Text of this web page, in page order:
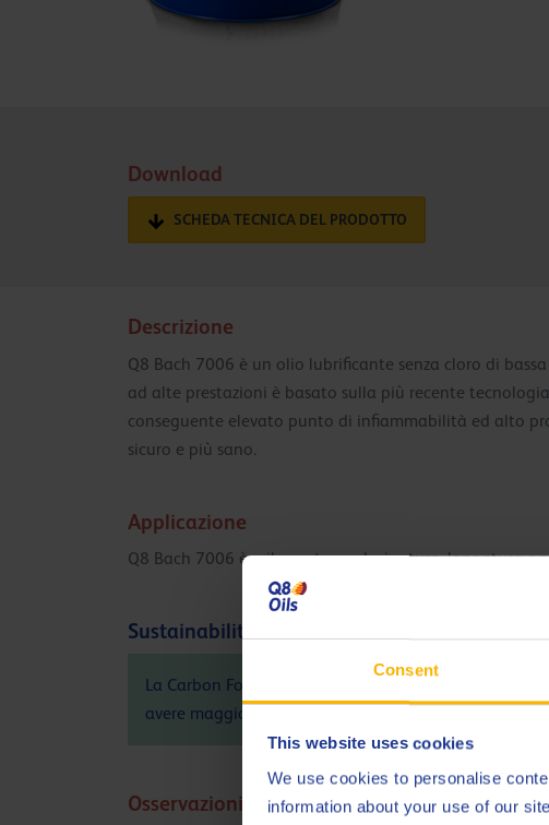
Consent
This website uses cookies
We use cookies to personalise
information about your use of our
Download
SCHEDA TECNICA DEL PRODOTTO
Descrizione
Q8 Bach 7006 è un olio lubrificante senza cloro di
ad alte prestazioni è basato sulla più recente
conseguente elevato punto di infiammabilità ed alto
sicuro e più sano.
Applicazione
Q8 Bach 7006 è sviluppato per levigatura, lappatura
Sustainability info
La Carbon Footprint (PCF), considerando le
avere maggiori informazioni sull'impatto ambientale
Osservazioni